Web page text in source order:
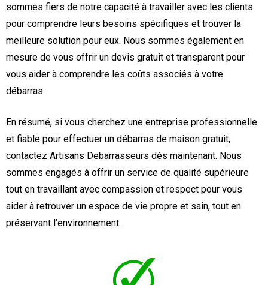
sommes fiers de notre capacité à travailler avec les clients
pour comprendre leurs besoins spécifiques et trouver la
meilleure solution pour eux. Nous sommes également en
mesure de vous offrir un devis gratuit et transparent pour
vous aider à comprendre les coûts associés à votre
débarras.
En résumé, si vous cherchez une entreprise professionnelle
et fiable pour effectuer un débarras de maison gratuit,
contactez Artisans Debarrasseurs dès maintenant. Nous
sommes engagés à offrir un service de qualité supérieure
tout en travaillant avec compassion et respect pour vous
aider à retrouver un espace de vie propre et sain, tout en
préservant l’environnement.